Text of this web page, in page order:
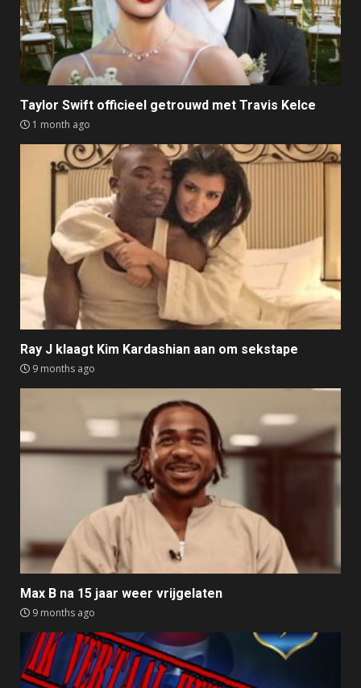
Taylor Swift officieel getrouwd met Travis Kelce
1 month ago
Ray J klaagt Kim Kardashian aan om sekstape
9 months ago
Max B na 15 jaar weer vrijgelaten
9 months ago